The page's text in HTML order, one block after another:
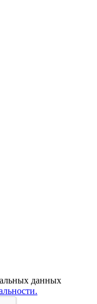
данных